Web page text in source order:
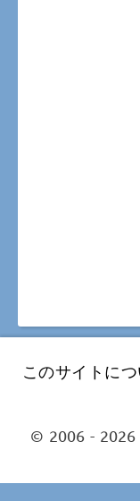
このサイトに
© 2006 -